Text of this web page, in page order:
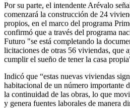
Por su parte, el intendente Arévalo
comenzará la construcción de 24
propios, en el marco del programa
confirmó que a través del programa
Futuro "se está completando la
licitaciones de otras 56 viviendas, que
cumplir el sueño de tener la casa
Indicó que “estas nuevas viviendas
habitacional de un número importante
la continuidad de las obras, lo que
y genera fuentes laborales de manera